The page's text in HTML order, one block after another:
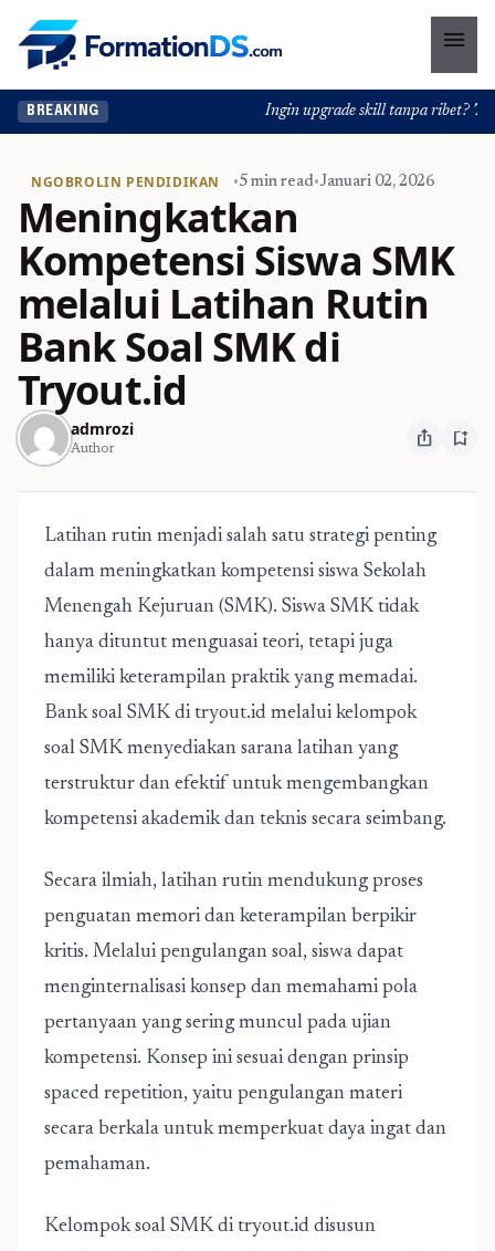
menu
BREAKING Ingin upgrade skill tanpa ribet?
NGOBROLIN PENDIDIKAN •5 min read•Januari 02, 2026
Meningkatkan
Kompetensi Siswa SMK
melalui Latihan Rutin
Bank Soal SMK di
Tryout.id
admrozi
Author ios_share bookmark_add
Latihan rutin menjadi salah satu strategi penting
dalam meningkatkan kompetensi siswa Sekolah
Menengah Kejuruan (SMK). Siswa SMK tidak
hanya dituntut menguasai teori, tetapi juga
memiliki keterampilan praktik yang memadai.
Bank soal SMK di tryout.id melalui kelompok
soal SMK menyediakan sarana latihan yang
terstruktur dan efektif untuk mengembangkan
kompetensi akademik dan teknis secara seimbang.
Secara ilmiah, latihan rutin mendukung proses
penguatan memori dan keterampilan berpikir
kritis. Melalui pengulangan soal, siswa dapat
menginternalisasi konsep dan memahami pola
pertanyaan yang sering muncul pada ujian
kompetensi. Konsep ini sesuai dengan prinsip
spaced repetition, yaitu pengulangan materi
secara berkala untuk memperkuat daya ingat dan
pemahaman.
Kelompok soal SMKdi tryout.id disusun